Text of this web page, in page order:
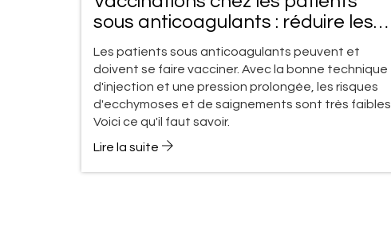
sous anticoagulants : réduire les
ecchymoses et les saignements
avec la bonne technique
Les patients sous anticoagulants peuvent et
doivent se faire vacciner. Avec la bonne technique
d'injection et une pression prolongée, les risques
d'ecchymoses et de saignements sont très faibles.
Voici ce qu'il faut savoir.
Lire la suite